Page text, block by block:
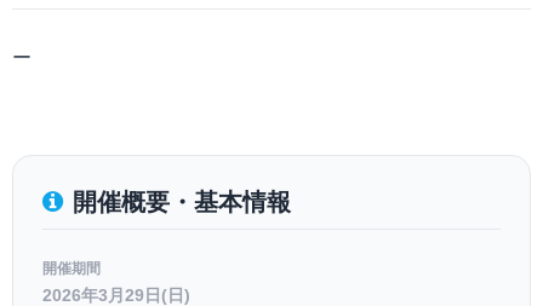
ー
開催概要・基本情報
開催期間
2026年3月29日(日)